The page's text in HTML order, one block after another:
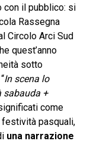
con il pubblico: si
Rassegna
Circolo Arci Sud
quest’anno
sotto
In scena lo
sabauda +
come
pasquali,
una narrazione